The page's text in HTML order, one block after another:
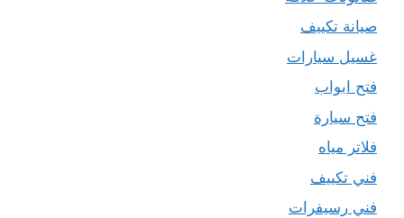
صيانة تكييف
غسيل سيارات
فتح ابواب
فتح سيارة
فلاتر مياه
فني تكييف
فني رسيفرات